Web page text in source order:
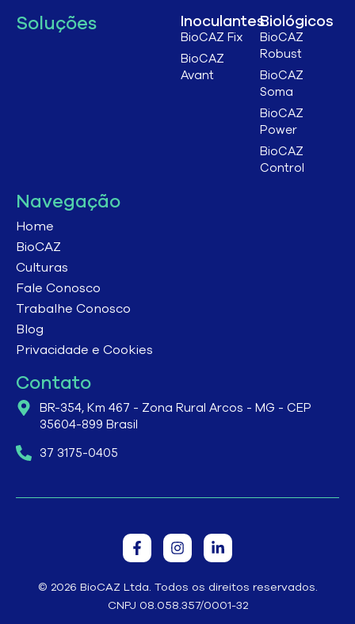
Soluções Inoculantes
BioCAZ Fix
BioCAZ
Avant
Biológicos
BioCAZ
Robust
BioCAZ
Soma
BioCAZ
Power
BioCAZ
Control
Navegação
Home
BioCAZ
Culturas
Fale Conosco
Trabalhe Conosco
Blog
Privacidade e Cookies
Contato
BR-354, Km 467 - Zona Rural Arcos - MG - CEP
35604-899 Brasil
37 3175-0405
© 2026 BioCAZ Ltda. Todos os direitos reservados.
CNPJ 08.058.357/0001-32